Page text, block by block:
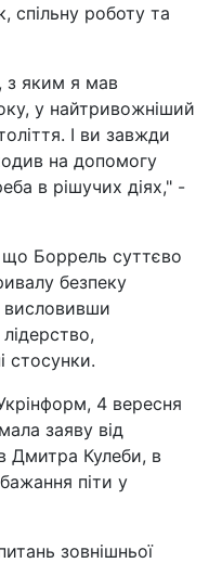
спільну роботу та
з яким я мав
у найтривожніший
І ви завжди
на допомогу
в рішучих діях," -
що Боррель суттєво
безпеку
висловивши
стосунки.
4 вересня
заяву від
Дмитра Кулеби, в
піти у
зовнішньої